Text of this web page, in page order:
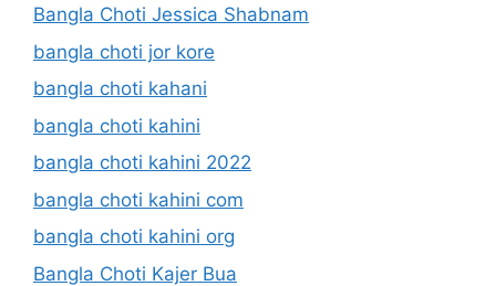
Bangla Choti Jessica Shabnam
bangla choti jor kore
bangla choti kahani
bangla choti kahini
bangla choti kahini 2022
bangla choti kahini com
bangla choti kahini org
Bangla Choti Kajer Bua